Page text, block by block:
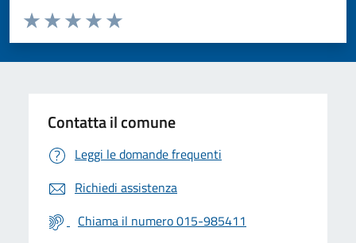
Valuta da 1 a 5 stelle la pagina
Valuta 5 stelle su 5
Valuta 4 stelle su 5
Valuta 3 stelle su 5
Valuta 2 stelle su 5
Valuta 1 stelle su 5
Contatta il comune
Leggi le domande frequenti
Richiedi assistenza
Chiama il numero 015-985411